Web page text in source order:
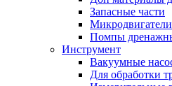
Запасные части
Микродвигатели
Помпы
Инструмент
Вакуумные
Для обработки